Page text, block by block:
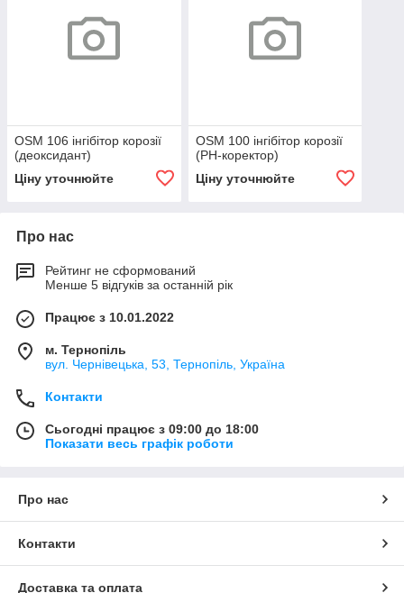
OSM 106 інгібітор корозії
(деоксидант)
Ціну уточнюйте
OSM 100 інгібітор корозії
(РН-коректор)
Ціну уточнюйте
Про нас
Рейтинг не сформований
Менше 5 відгуків за останній рік
Працює з 10.01.2022
м. Тернопіль
вул. Чернівецька, 53, Тернопіль, Україна
Контакти
Сьогодні працює з 09:00 до 18:00
Показати весь графік роботи
Про нас
Контакти
Доставка та оплата